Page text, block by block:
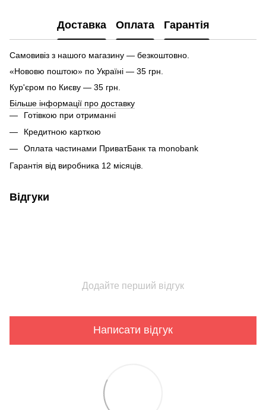
Доставка Оплата Гарантія
Самовивіз з нашого магазину — безкоштовно.
«Нововю поштою» по Україні — 35 грн.
Кур'єром по Києву — 35 грн.
Більше інформації про доставку
Готівкою при отриманні
Кредитною карткою
Оплата частинами ПриватБанк та monobank
Гарантія від виробника 12 місяців.
Відгуки
Додайте перший відгук
Написати відгук